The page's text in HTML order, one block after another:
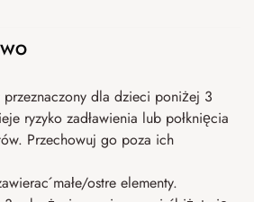
przeznaczony dla dzieci poniżej 3
ryzyko zadławienia lub połknięcia
Przechowuj go poza ich
małe/ostre elementy.